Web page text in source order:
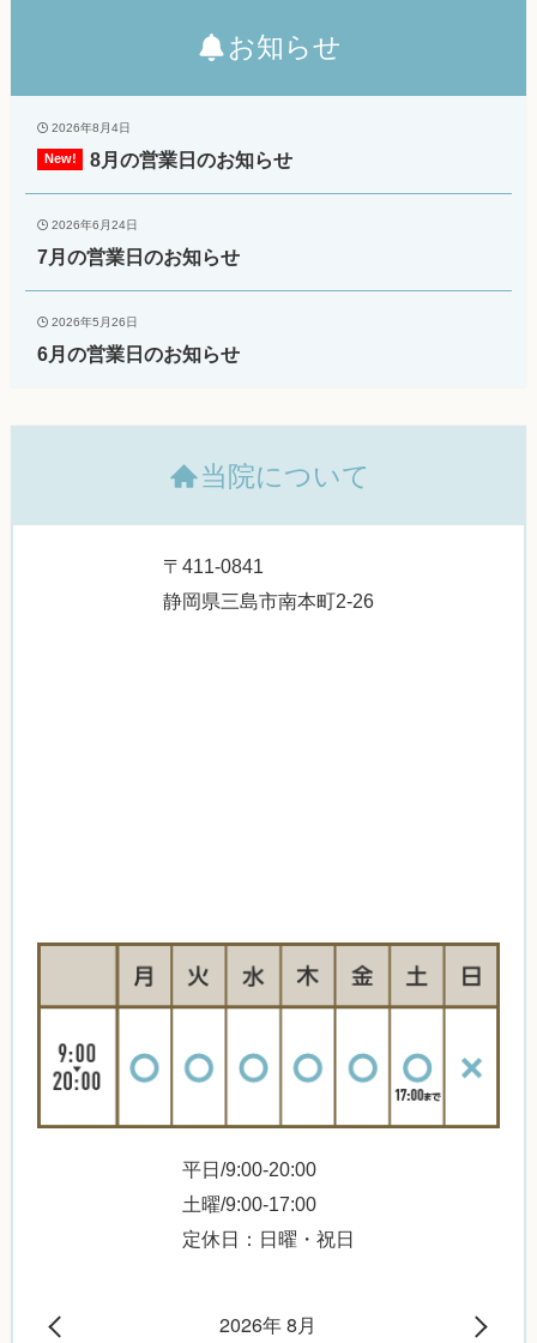
お知らせ
2026年8月4日
8月の営業日のお知らせ
2026年6月24日
7月の営業日のお知らせ
2026年5月26日
6月の営業日のお知らせ
当院について
〒411-0841
静岡県三島市南本町2-26
平日/9:00-20:00
土曜/9:00-17:00
定休日：日曜・祝日
2026年 8月